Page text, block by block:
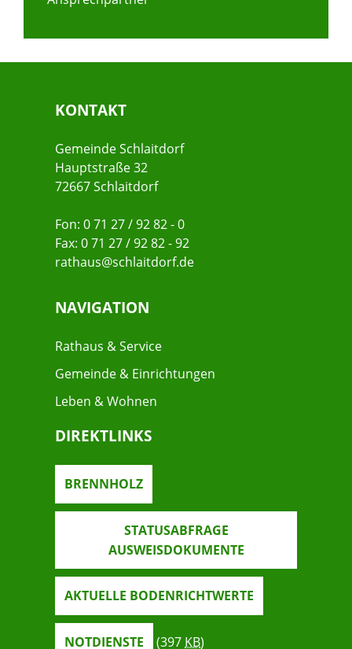
KONTAKT
Gemeinde Schlaitdorf
Hauptstraße 32
72667 Schlaitdorf
Fon: 0 71 27 / 92 82 - 0
Fax: 0 71 27 / 92 82 - 92
rathaus@schlaitdorf.de
NAVIGATION
Rathaus & Service
Gemeinde & Einrichtungen
Leben & Wohnen
DIREKTLINKS
BRENNHOLZ
STATUSABFRAGE
AUSWEISDOKUMENTE
AKTUELLE BODENRICHTWERTE
NOTDIENSTE (397 KB)